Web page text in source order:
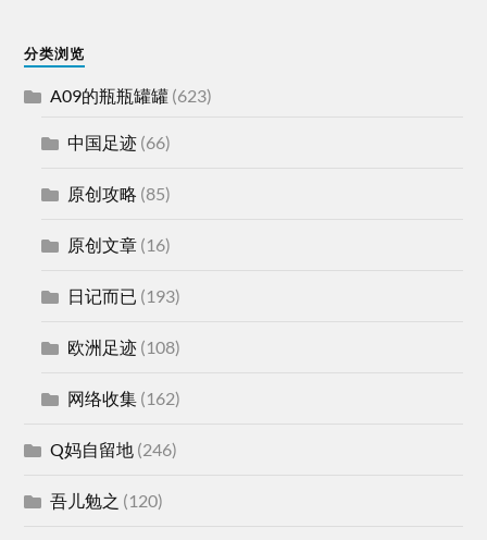
分类浏览
A09的瓶瓶罐罐 (623)
中国足迹 (66)
原创攻略 (85)
原创文章 (16)
日记而已 (193)
欧洲足迹 (108)
网络收集 (162)
Q妈自留地 (246)
吾儿勉之 (120)